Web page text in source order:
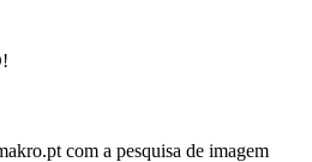
com a pesquisa de imagem